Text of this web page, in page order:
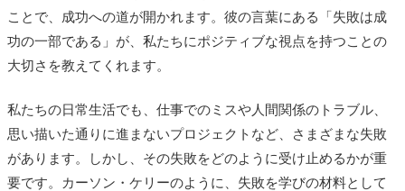
ことで、成功への道が開かれます。彼の言葉にある「失敗は成
功の一部である」が、私たちにポジティブな視点を持つことの
大切さを教えてくれます。
私たちの日常生活でも、仕事でのミスや人間関係のトラブル、
思い描いた通りに進まないプロジェクトなど、さまざまな失敗
があります。しかし、その失敗をどのように受け止めるかが重
要です。カーソン・ケリーのように、失敗を学びの材料として